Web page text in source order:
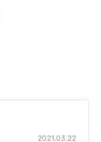
2021.03.22